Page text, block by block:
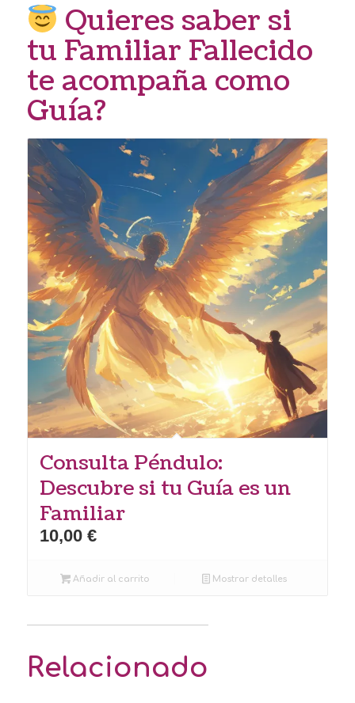
Quieres saber si
tu Familiar Fallecido
te acompaña como
Guía?
Consulta Péndulo:
Descubre si tu Guía es un
Familiar
10,00 €
Añadir al carrito Mostrar detalles
Relacionado